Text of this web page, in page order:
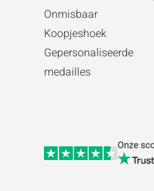
Onmisbaar
Koopjeshoek
Gepersonaliseerde
medailles